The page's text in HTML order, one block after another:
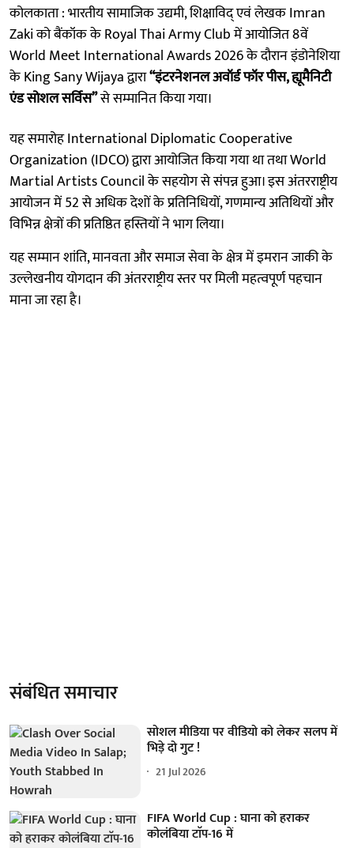
कोलकाता : भारतीय सामाजिक उद्यमी, शिक्षाविद् एवं लेखक Imran
Zaki को बैंकॉक के Royal Thai Army Club में आयोजित 8वें
World Meet International Awards 2026 के दौरान इंडोनेशिया
के King Sany Wijaya द्वारा“इंटरनेशनल अवॉर्ड फॉर पीस, ह्यूमैनिटी
एंड सोशल सर्विस”से सम्मानित किया गया।
यह समारोह International Diplomatic Cooperative
Organization (IDCO) द्वारा आयोजित किया गया था तथा World
Martial Artists Council के सहयोग से संपन्न हुआ। इस अंतरराष्ट्रीय
आयोजन में 52 से अधिक देशों के प्रतिनिधियों, गणमान्य अतिथियों और
विभिन्न क्षेत्रों की प्रतिष्ठित हस्तियों ने भाग लिया।
यह सम्मान शांति, मानवता और समाज सेवा के क्षेत्र में इमरान जाकी के
उल्लेखनीय योगदान की अंतरराष्ट्रीय स्तर पर मिली महत्वपूर्ण पहचान
माना जा रहा है।
संबंधित समाचार
सोशल मीडिया पर वीडियो को लेकर सलप में
भिड़े दो गुट !
21 Jul 2026
FIFA World Cup : घाना को हराकर
कोलंबिया टाॅप-16 में